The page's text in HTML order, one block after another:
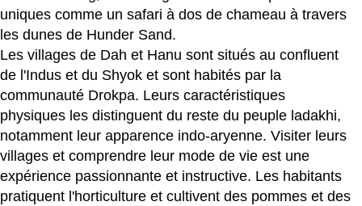
uniques comme un safari à dos de chameau à travers
les dunes de Hunder Sand.
Les villages de Dah et Hanu sont situés au confluent
de l'Indus et du Shyok et sont habités par la
communauté Drokpa. Leurs caractéristiques
physiques les distinguent du reste du peuple ladakhi,
notamment leur apparence indo-aryenne. Visiter leurs
villages et comprendre leur mode de vie est une
expérience passionnante et instructive. Les habitants
pratiquent l'horticulture et cultivent des pommes et des